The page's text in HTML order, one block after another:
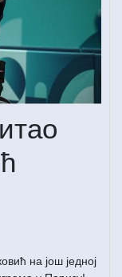
на још једној